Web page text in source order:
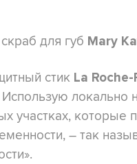
для губ Mary
стик La
Использую локально
участках, которые
– так